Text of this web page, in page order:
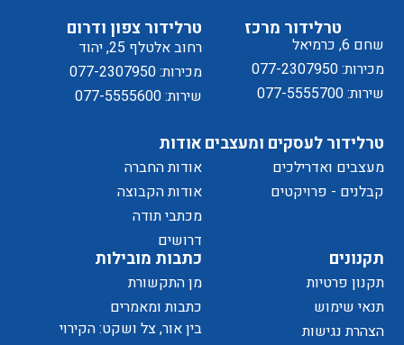
מדיניות
הפרטיותשל
טרלידור מרכז
שחם 6, כרמיאל
מכירות: 077-2307950
שירות: 077-5555700
תקנונים
תקנון פרטיות
תנאי שימוש
הצהרת נגישות
כתבות מובילות
מן התקשורת
כתבות ומאמרים
בין אור, צל ושקט: הקירוי
טרלידור צפון ודרום
רחוב אלטלף 25, יהוד
מכירות: 077-2307950
שירות: 077-5555600
אודות
אודות החברה
אודות הקבוצה
מכתבי תודה
דרושים
טרלידור לעסקים ומעצבים
מעצבים ואדרילכים
קבלנים - פרויקטים